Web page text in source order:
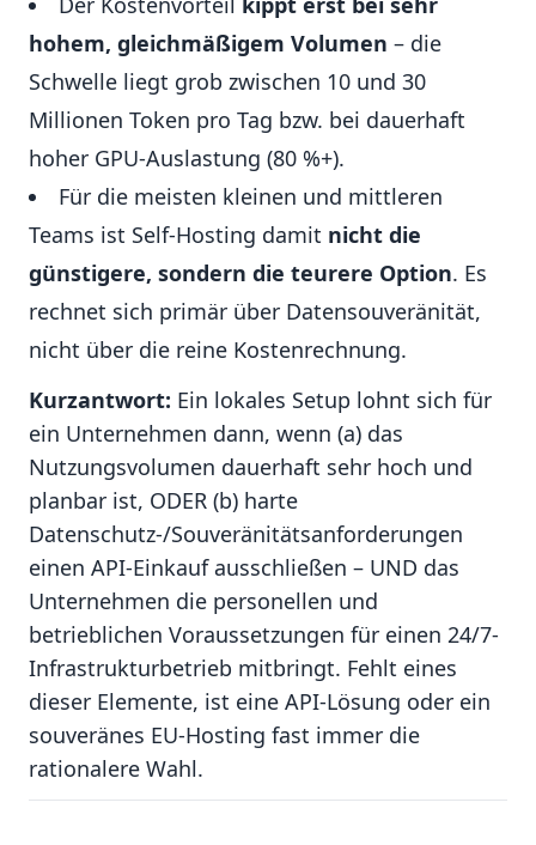
hohem, gleichmäßigem Volumen – die
Schwelle liegt grob zwischen 10 und 30
Millionen Token pro Tag bzw. bei dauerhaft
hoher GPU-Auslastung (80 %+).
Für die meisten kleinen und mittleren
Teams ist Self-Hosting damit nicht die
günstigere, sondern die teurere Option. Es
rechnet sich primär über Datensouveränität,
nicht über die reine Kostenrechnung.
Kurzantwort: Ein lokales Setup lohnt sich für
ein Unternehmen dann, wenn (a) das
Nutzungsvolumen dauerhaft sehr hoch und
planbar ist, ODER (b) harte
Datenschutz-/Souveränitätsanforderungen
einen API-Einkauf ausschließen – UND das
Unternehmen die personellen und
betrieblichen Voraussetzungen für einen 24/7-
Infrastrukturbetrieb mitbringt. Fehlt eines
dieser Elemente, ist eine API-Lösung oder ein
souveränes EU-Hosting fast immer die
rationalere Wahl.